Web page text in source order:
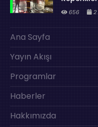
656 2
Ana Sayfa
Yayın Akışı
Programlar
Haberler
Hakkımızda